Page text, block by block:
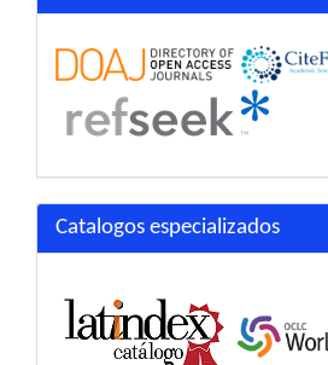
Catalogos especializados